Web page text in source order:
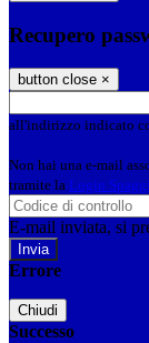
Recupero
button close ×
all'indirizzo indicato
Non hai una e-mail
tramite la Login
E-mail inviata, si
Errore
Chiudi
Successo